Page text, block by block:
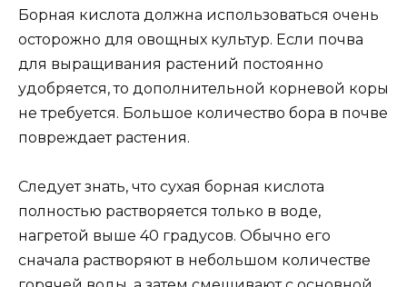
Борная кислота должна использоваться очень
осторожно для овощных культур. Если почва
для выращивания растений постоянно
удобряется, то дополнительной корневой коры
не требуется. Большое количество бора в почве
повреждает растения.
Следует знать, что сухая борная кислота
полностью растворяется только в воде,
нагретой выше 40 градусов. Обычно его
сначала растворяют в небольшом количестве